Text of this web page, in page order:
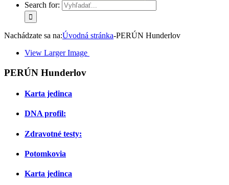
Search for:
Nachádzate sa na:Úvodná stránka-PERÚN Hunderlov
View Larger Image
PERÚN Hunderlov
Karta jedinca
DNA profil:
Zdravotné testy:
Potomkovia
Karta jedinca